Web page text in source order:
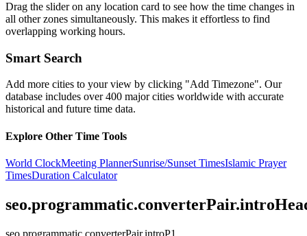
Drag the slider on any location card to see how the time changes in
all other zones simultaneously. This makes it effortless to find
overlapping working hours.
Smart Search
Add more cities to your view by clicking "Add Timezone". Our
database includes over 400 major cities worldwide with accurate
historical and future time data.
Explore Other Time Tools
World ClockMeeting PlannerSunrise/Sunset TimesIslamic Prayer
TimesDuration Calculator
seo.programmatic.converterPair.introP1